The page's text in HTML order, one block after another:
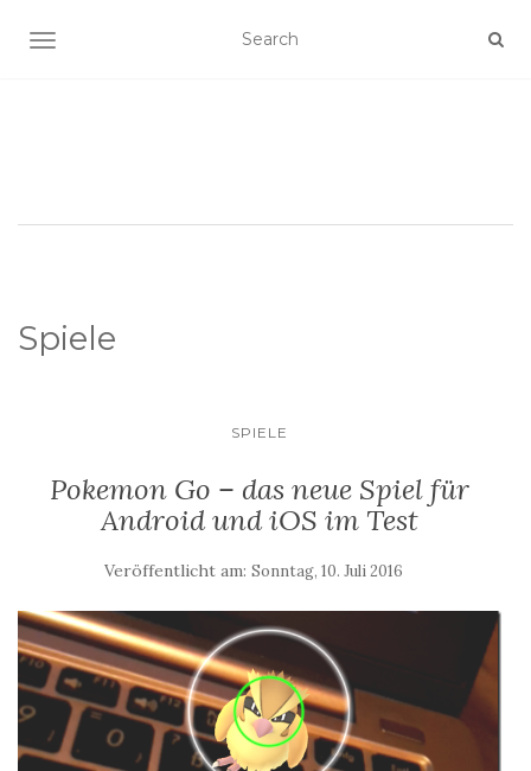
SCHALTE NAVIGATION
Spiele
SPIELE
Pokemon Go – das neue Spiel für
Android und iOS im Test
Veröffentlicht am: Sonntag, 10. Juli 2016